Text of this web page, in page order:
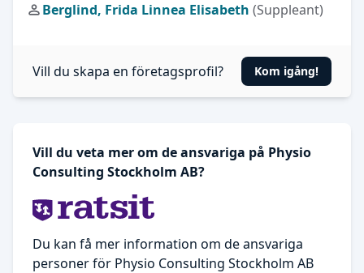
Berglind, Frida Linnea Elisabeth (Suppleant)
Vill du skapa en företagsprofil? Kom igång!
Vill du veta mer om de ansvariga på Physio
Consulting Stockholm AB?
Du kan få mer information om de ansvariga
personer för Physio Consulting Stockholm AB